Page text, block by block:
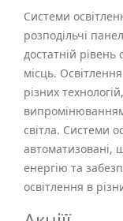
Системи
розподільчі
достатній
місць.
різних
випромінюванням
світла. Системи
автоматизовані,
енергію та
освітлення в